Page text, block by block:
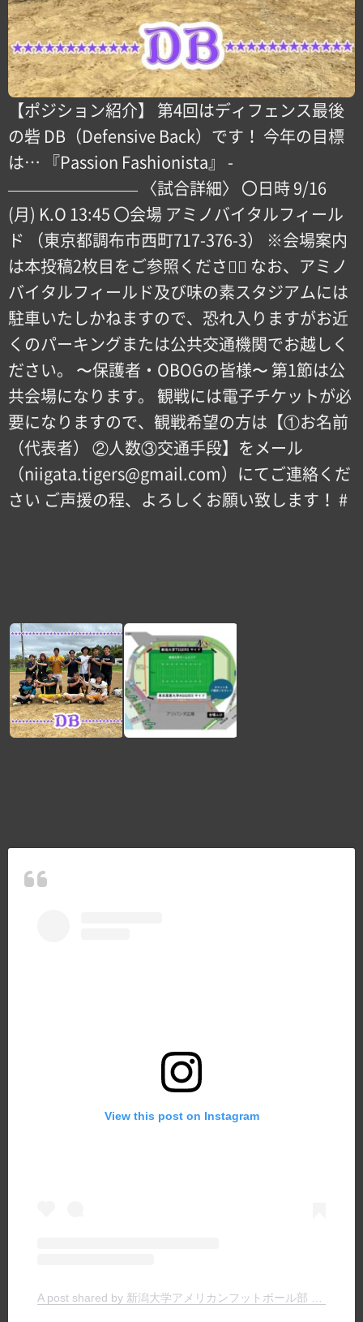
【ポジション紹介】 第4回はディフェンス最後
の砦 DB（Defensive Back）です！ 今年の目標
は… 『Passion Fashionista』 -
———————— 〈試合詳細〉 〇日時 9/16
(月) K.O 13:45 〇会場 アミノバイタルフィール
ド （東京都調布市西町717-376-3） ※会場案内
は本投稿2枚目をご参照ください🏻 なお、アミノ
バイタルフィールド及び味の素スタジアムには
駐車いたしかねますので、恐れ入りますがお近
くのパーキングまたは公共交通機関でお越しく
ださい。 〜保護者・OBOGの皆様〜 第1節は公
共会場になります。 観戦には電子チケットが必
要になりますので、観戦希望の方は【①お名前
（代表者） ②人数③交通手段】をメール
（niigata.tigers@gmail.com）にてご連絡くだ
さい ご声援の程、よろしくお願い致します！ #
View this post on Instagram